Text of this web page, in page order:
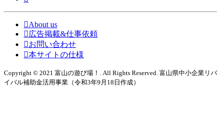
About us
広告掲載&仕事依頼
お問い合わせ
本サイトの仕様
Copyright © 2021 富山の遊び場！. All Rights Reserved. 富山県中小企業リバ
イバル補助金活用事業（令和3年9月18日作成）